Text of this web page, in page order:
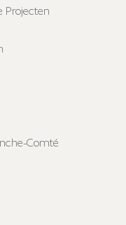
Projecten
Comté